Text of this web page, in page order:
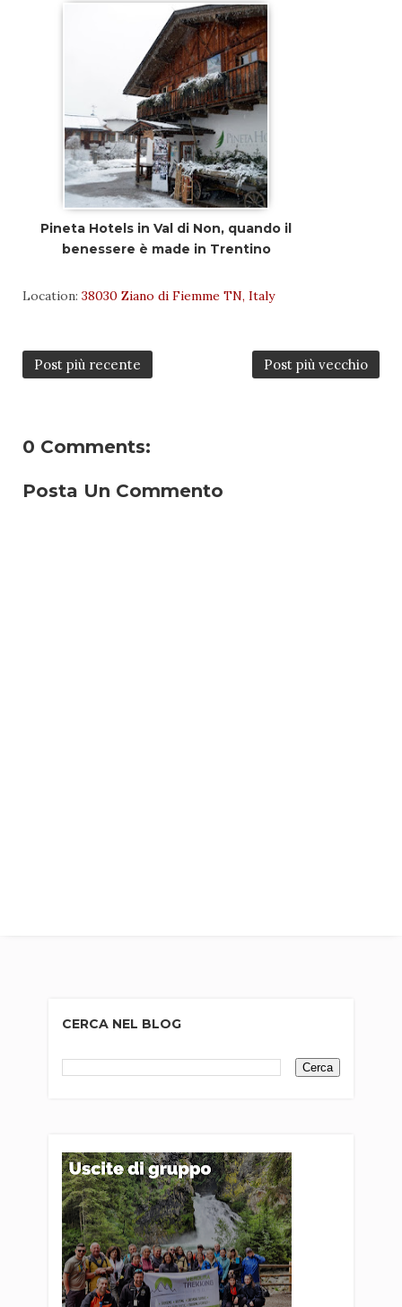
Pineta Hotels in Val di Non, quando il
benessere è made in Trentino
Location: 38030 Ziano di Fiemme TN, Italy
Post più recente Post più vecchio
0 Comments:
Posta Un Commento
CERCA NEL BLOG